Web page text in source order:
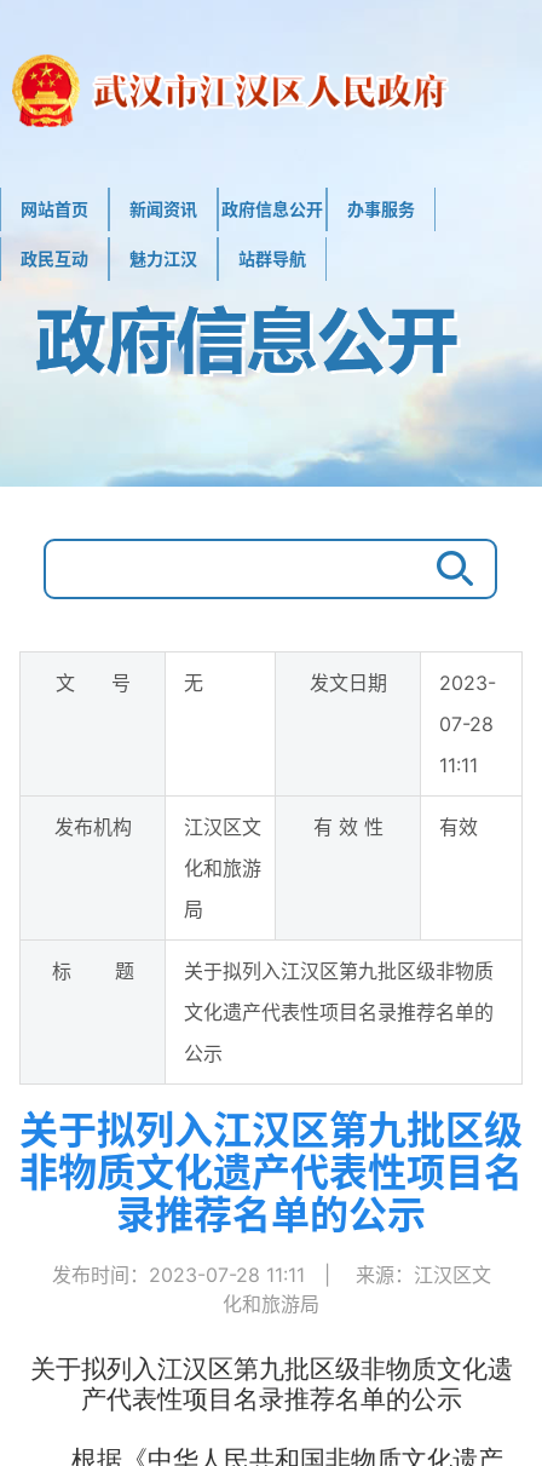
网站首页 新闻资讯 政府信息公开 办事服务
政民互动 魅力江汉 站群导航
文 号 无 发文日期
2023-
07-28
11:11
发布机构
江汉区文
化和旅游
局
有 效 性 有效
标 题
关于拟列入江汉区第九批区级非物质
文化遗产代表性项目名录推荐名单的
公示
关于拟列入江汉区第九批区级
非物质文化遗产代表性项目名
录推荐名单的公示
发布时间：2023-07-28 11:11
来源：江汉区文
化和旅游局
关于拟列入江汉区第九批区级非物质文化遗
产代表性项目名录推荐名单的公示
根据《中华人民共和国非物质文化遗产